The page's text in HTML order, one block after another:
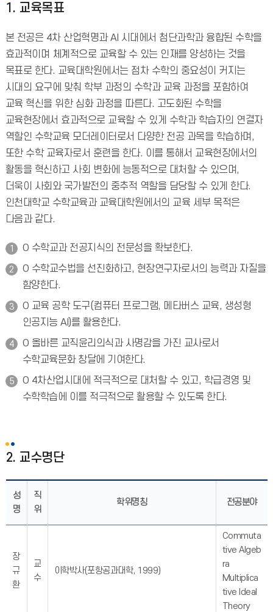
1. 교육목표
본 전공은 4차 산업혁명과 AI 시대에서 첨단과학과 융합된 수학을
효과적이며 체계적으로 교육할 수 있는 인재를 양성하는 것을
목표로 한다. 교육대학원에서는 점차 수학의 중요성이 커지는
시대의 요구에 맞춰 학부 과정의 수학과 교육 과정을 포함하여
교육 혁신을 위한 심화 과정을 따른다. 고도화된 수학을
교육현장에서 효과적으로 교육할 수 있게 수학과 학습자의 연결자
역할인 수학교육 모더레이터로서 다양한 전공 과목을 학습하며,
또한 수학 교육자로서 훈련을 한다. 이를 통해서 교육현장에서의
활동을 혁신하고 사회 변화에 능동적으로 대처할 수 있으며,
더욱이 사회와 국가발전의 중추적 역할을 담당할 수 있게 한다.
인천대학교 수학교육과 교육대학원에서의 교육 세부 목적은
다음과 같다.
O 수학교과 전공지식의 전문성을 확보한다.
O 수학교수법을 선진화하고, 현장연구자로서의 능력과 자질을
함양한다.
O 교육 공학 도구(컴퓨터 프로그램, 메타버스 교육, 생성형
인공지능 AI)를 활용한다.
O 올바른 교직윤리의식과 사명감을 가진 교사로서
수학교육문화 창달에 기여한다.
O 4차산업시대에 적극적으로 대처할 수 있고, 학급경영 및
수학학습에 이를 적극적으로 활용할 수 있도록 한다.
2. 교수명단
성
명
직
위
학위명칭 전공분야
장
규
환
교
수
이학박사(포항공과대학, 1999)
Commuta
tive Algeb
ra
Multiplica
tive Ideal
Theory